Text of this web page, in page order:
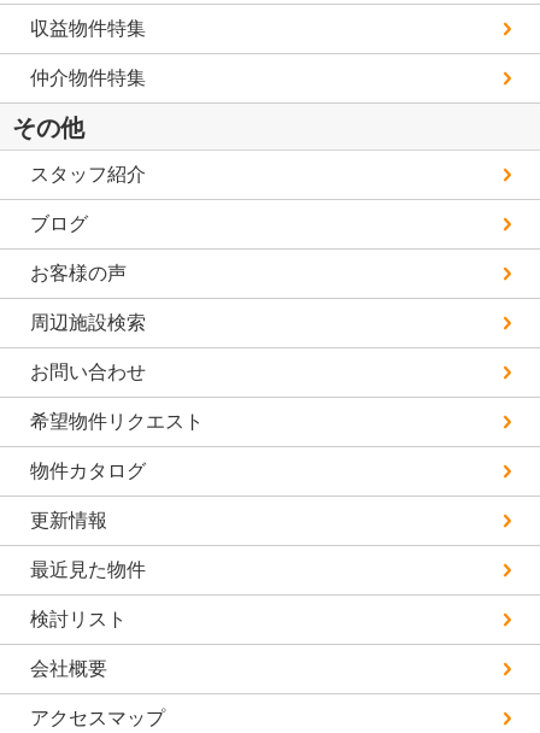
収益物件特集
仲介物件特集
その他
スタッフ紹介
ブログ
お客様の声
周辺施設検索
お問い合わせ
希望物件リクエスト
物件カタログ
更新情報
最近見た物件
検討リスト
会社概要
アクセスマップ